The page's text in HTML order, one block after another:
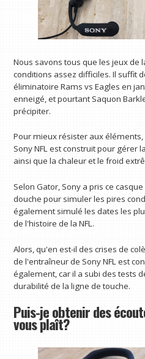
Nous savons tous que les jeux de
conditions assez difficiles. Il suffit
éliminatoire Rams vs Eagles en
enneigé, et pourtant Saquon
précipiter.
Pour mieux résister aux
Sony NFL est construit pour gérer
ainsi que la chaleur et le froid
Selon Gator, Sony a pris ce
douche pour simuler les pires
également simulé les dates les
de l'histoire de la NFL.
Alors, qu'en est-il des crises de
de l'entraîneur de Sony NFL est
également, car il a subi des tests
durabilité de la ligne de touche.
Puis-je obtenir des
vous plaît?